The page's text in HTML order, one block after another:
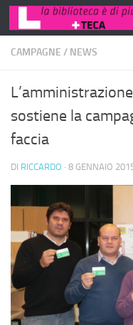
Salta al contenuto
CAMPAGNE / NEWS
sostiene la
faccia
DI RICCARDO · 8 GENNAIO